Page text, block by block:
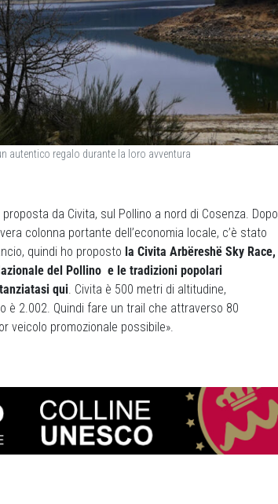
autentico regalo durante la loro avventura
da Civita, sul Pollino a nord di Cosenza. Dopo
colonna portante dell’economia locale, c’è stato
quindi ho proposto la Civita Arbëreshë Sky Race,
del Pollino e le tradizioni popolari
qui. Civita è 500 metri di altitudine,
è 2.002. Quindi fare un trail che attraverso 80
veicolo promozionale possibile».